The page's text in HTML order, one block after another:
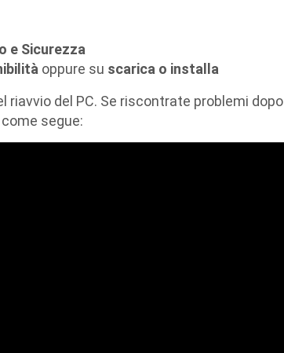
e Sicurezza
oppure su scarica o installa
riavvio del PC. Se riscontrate problemi dopo
segue: